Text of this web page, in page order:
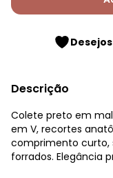
Desejos
Descrição
Colete preto em
em V, recortes
comprimento
forrados. Elegância